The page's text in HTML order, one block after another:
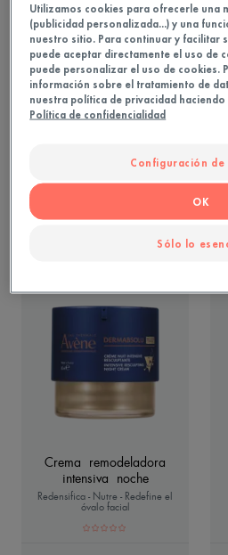
Crema de noche
COMPRAR
Crema remodeladora
intensiva noche
Redensifica - Nutre - Redefine el
óvalo facial
Utilizamos cookies para ofrecerle una
(publicidad personalizada...) y una
nuestro sitio. Para continuar y facilitar
puede aceptar directamente el uso de
puede personalizar el uso de cookies.
información sobre el tratamiento de
nuestra política de privacidad
Política de confidencialidad
Configuración de
Sólo lo
OK